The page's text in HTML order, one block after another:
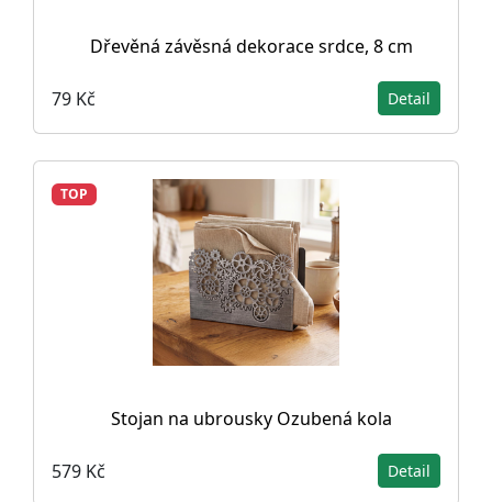
Dřevěná závěsná dekorace srdce, 8 cm
79 Kč Detail
TOP
Stojan na ubrousky Ozubená kola
579 Kč Detail